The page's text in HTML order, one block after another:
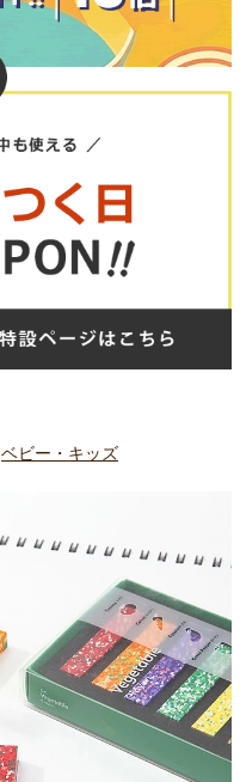
ベビー・キッズ